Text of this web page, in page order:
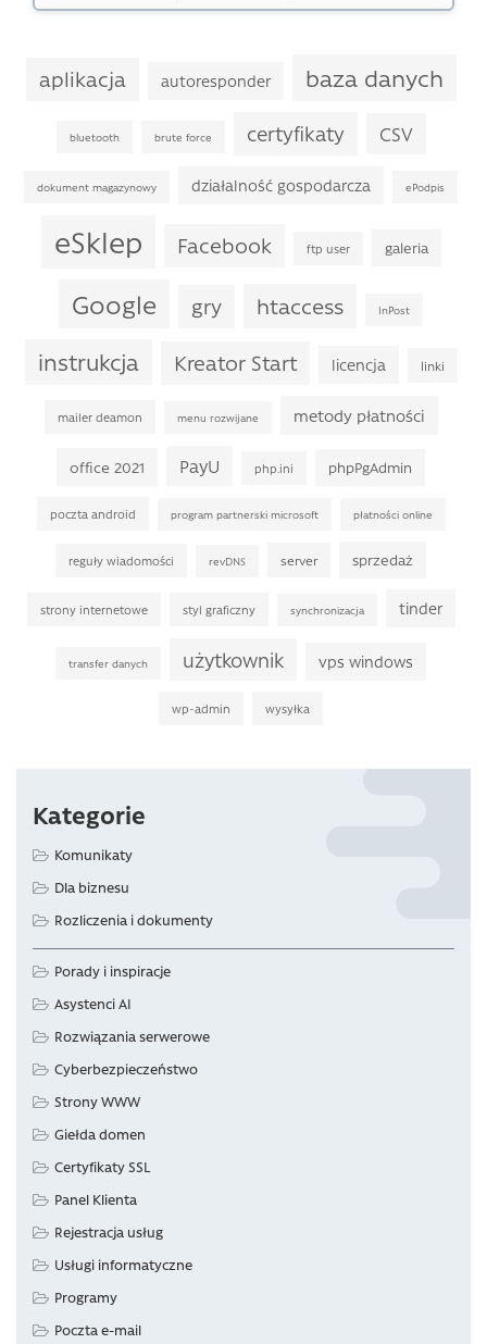
aplikacja autoresponder baza danych
bluetooth brute force certyfikaty CSV
dokument magazynowy działalność gospodarcza ePodpis
eSklep Facebook ftp user galeria
Google gry htaccess InPost
instrukcja Kreator Start licencja linki
mailer deamon menu rozwijane metody płatności
office 2021 PayU php.ini phpPgAdmin
poczta android program partnerski microsoft płatności online
reguły wiadomości revDNS server sprzedaż
strony internetowe styl graficzny synchronizacja tinder
transfer danych użytkownik vps windows
wp-admin wysyłka
Kategorie
Komunikaty
Dla biznesu
Rozliczenia i dokumenty
Porady i inspiracje
Asystenci AI
Rozwiązania serwerowe
Cyberbezpieczeństwo
Strony WWW
Giełda domen
Certyfikaty SSL
Panel Klienta
Rejestracja usług
Usługi informatyczne
Programy
Poczta e-mail